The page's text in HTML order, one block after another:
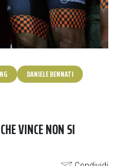
DANIELE BENNATI
VINCE NON SI